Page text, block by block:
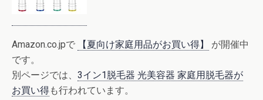
Amazon.co.jpで 【夏向け家庭用品がお買い得】
が開催中
です。
別ページでは、 3イン1脱毛器 光美容器 家庭用脱毛器が
お買い得も行われています。